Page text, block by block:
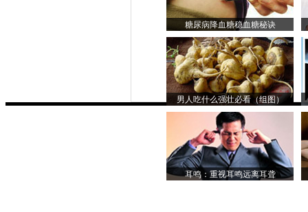
糖尿病降血糖稳血糖秘诀
男人吃什么强壮必看（组图）
耳鸣：重视耳鸣远离耳聋